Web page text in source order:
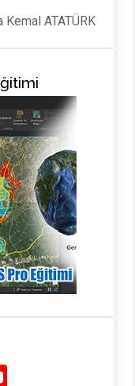
Kemal ATATÜRK